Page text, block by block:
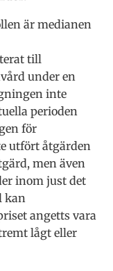
är medianen
till
under en
inte
perioden
för
utfört åtgärden
men även
inom just det
kan
angetts vara
lågt eller